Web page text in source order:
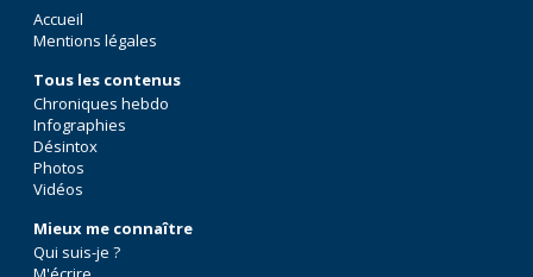
Accueil
Mentions légales
Tous les contenus
Chroniques hebdo
Infographies
Désintox
Photos
Vidéos
Mieux me connaître
Qui suis-je ?